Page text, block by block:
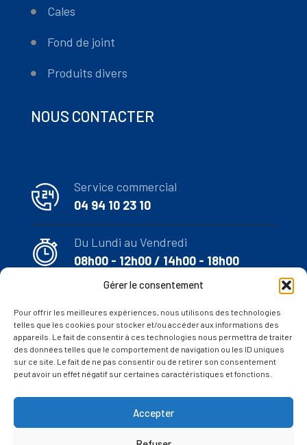
Gérer le consentement
Pour offrir les meilleures expériences, nous utilisons des technologies
telles que les cookies pour stocker et/ou accéder aux informations des
appareils. Le fait de consentir à ces technologies nous permettra de traiter
des données telles que le comportement de navigation ou les ID uniques
sur ce site. Le fait de ne pas consentir ou de retirer son consentement
peut avoir un effet négatif sur certaines caractéristiques et fonctions.
Accepter
Cales
Fond de joint
Produits divers
NOUS CONTACTER
Service commercial
04 94 10 23 10
Du Lundi au Vendredi
08h00 - 12h00 / 14h00 - 18h00
commercial@vitrage-
isolant.com